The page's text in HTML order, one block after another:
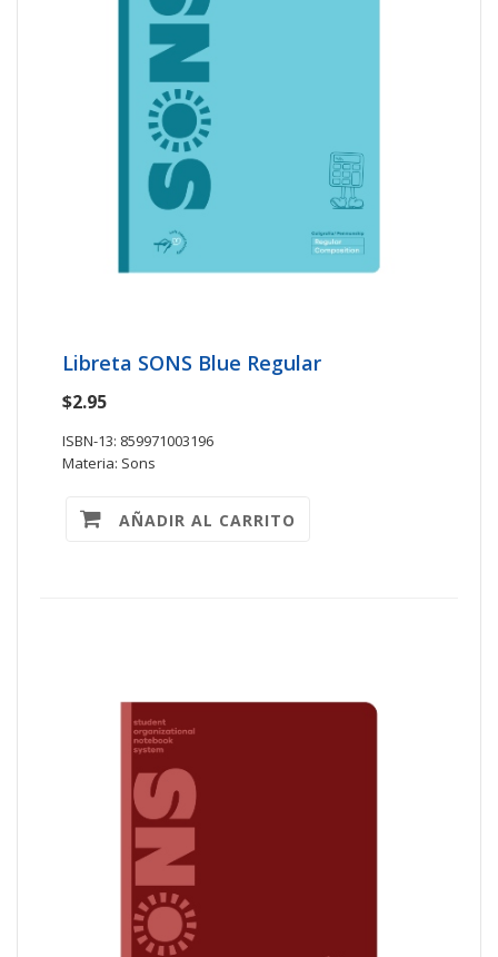
Libreta SONS Blue Regular
$2.95
ISBN-13: 859971003196
Materia: Sons
AÑADIR AL CARRITO